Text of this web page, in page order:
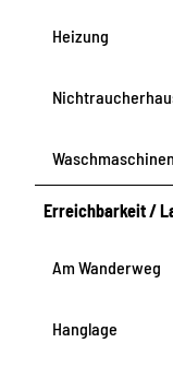
Heizung
Erreichbarkeit /
Am Wanderweg
Hanglage